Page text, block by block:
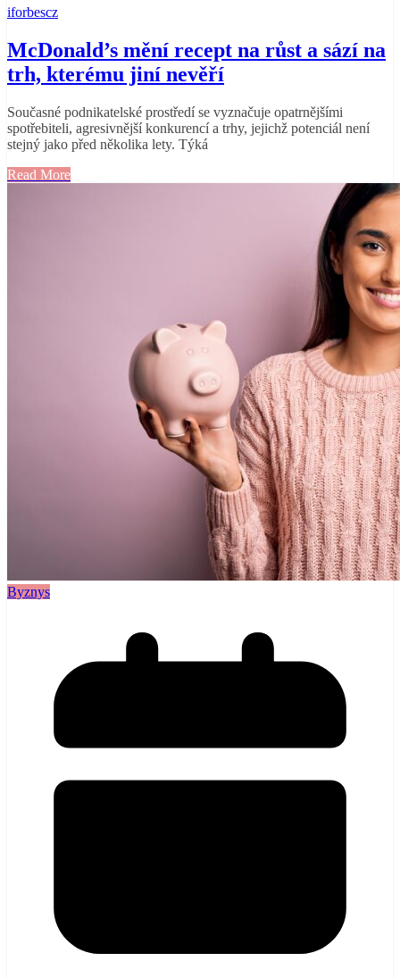
iforbescz
McDonald’s mění recept na růst a sází na
trh, kterému jiní nevěří
Současné podnikatelské prostředí se vyznačuje opatrnějšími
spotřebiteli, agresivnější konkurencí a trhy, jejichž potenciál není
stejný jako před několika lety. Týká
Read More
Byznys